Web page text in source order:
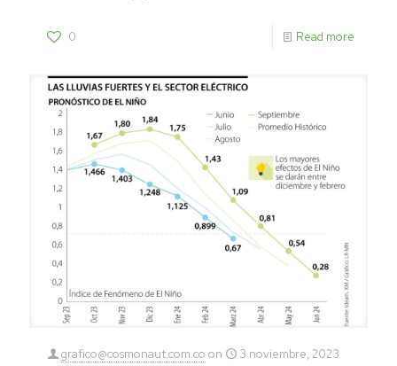
0 Read more
grafico@cosmonaut.com.co on 3 noviembre, 2023